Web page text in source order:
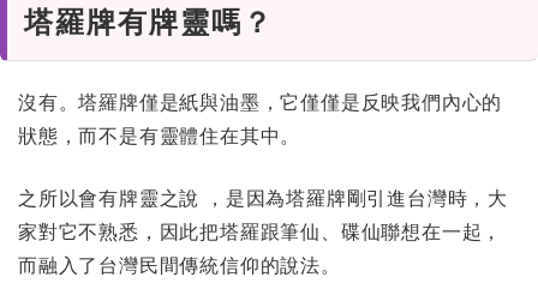
塔羅牌有牌靈嗎？
沒有。塔羅牌僅是紙與油墨，它僅僅是反映我們內心的
狀態，而不是有靈體住在其中。
之所以會有牌靈之說 ，是因為塔羅牌剛引進台灣時，大
家對它不熟悉，因此把塔羅跟筆仙、碟仙聯想在一起，
而融入了台灣民間傳統信仰的說法。